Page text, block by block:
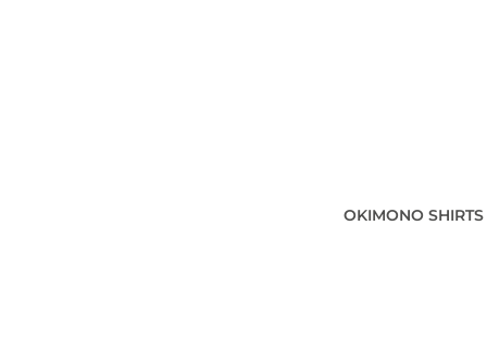
OKIMONO SHIRTS